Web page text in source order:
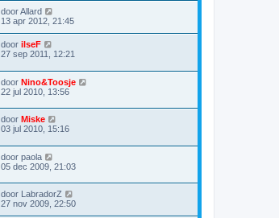
doorAllard
13 apr 2012, 21:45
door ilseF
27 sep 2011, 12:21
door Nino&Toosje
22 jul 2010, 13:56
door Miske
03 jul 2010, 15:16
door paola
05 dec 2009, 21:03
door LabradorZ
27 nov 2009, 22:50